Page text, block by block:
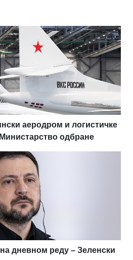
аеродром и логистичке
одбране
дневном реду – Зеленски